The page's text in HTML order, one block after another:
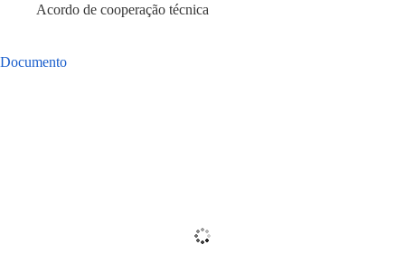
Acordo de cooperação técnica
Documento